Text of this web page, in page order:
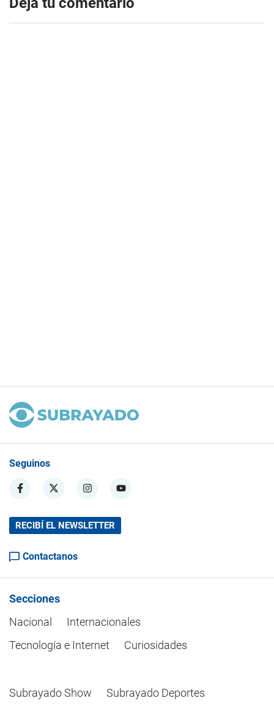
Seguinos
RECIBÍ EL NEWSLETTER
Contactanos
Secciones
Nacional
Internacionales
Tecnología e Internet
Curiosidades
Subrayado Show Subrayado Deportes